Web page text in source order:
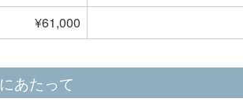
¥61,000
あたって